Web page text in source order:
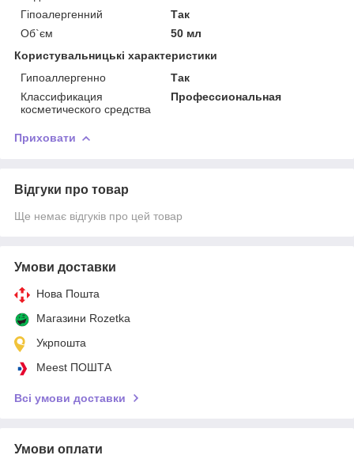
Гіпоалергенний
Так
Об`єм
50 мл
Користувальницькі характеристики
Гипоаллергенно
Так
Классификация
косметического средства
Профессиональная
Приховати
Відгуки про товар
Ще немає відгуків про цей товар
Умови доставки
Нова Пошта
Магазини Rozetka
Укрпошта
Meest ПОШТА
Всі умови доставки
Умови оплати